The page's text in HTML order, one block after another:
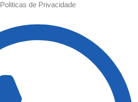
Politicas de Privacidade